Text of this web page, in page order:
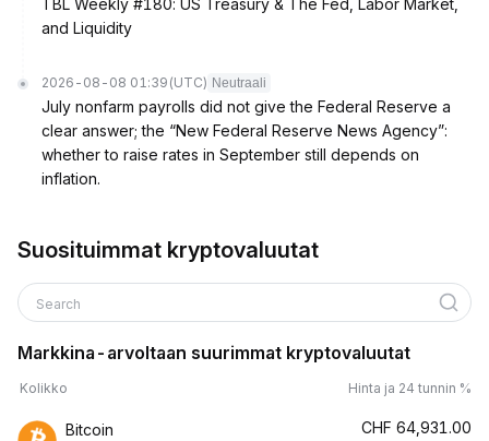
TBL Weekly #180: US Treasury & The Fed, Labor Market,
and Liquidity
2026-08-08 01:39 (UTC) Neutraali
July nonfarm payrolls did not give the Federal Reserve a
clear answer; the “New Federal Reserve News Agency”:
whether to raise rates in September still depends on
inflation.
Suosituimmat kryptovaluutat
Search
Markkina-arvoltaan suurimmat kryptovaluutat
Kolikko Hinta ja 24 tunnin %
Bitcoin CHF 64,931.00